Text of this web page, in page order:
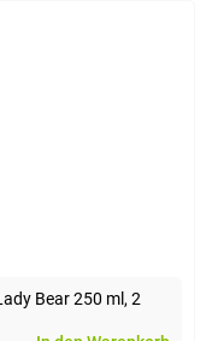
Bear 250 ml, 2